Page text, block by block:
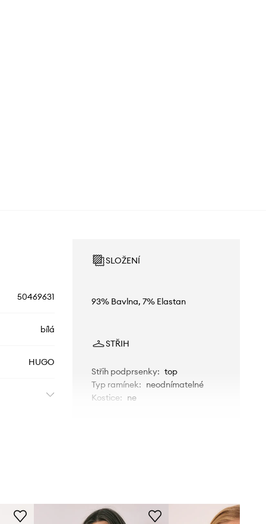
50469631
bílá
HUGO
SLOŽENÍ
93% Bavlna, 7% Elastan
STŘIH
Střih podprsenky: top
Typ ramínek: neodnímatelné
Kostice: ne